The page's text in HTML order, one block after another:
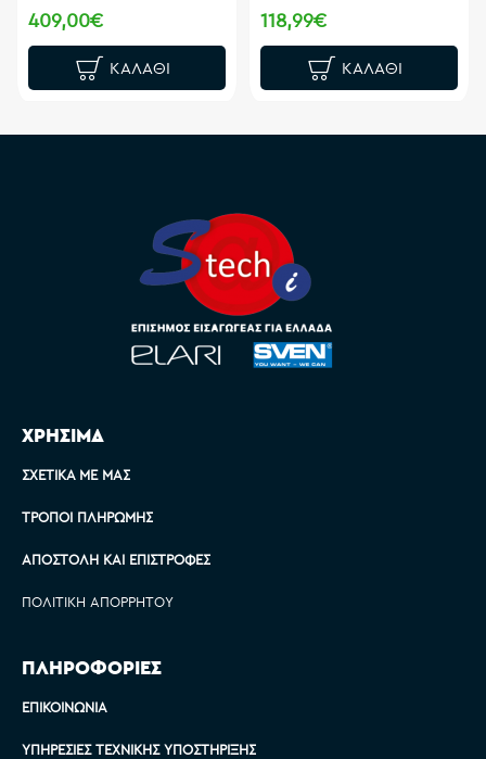
409,00€
ΚΑΛΆΘΙ
118,99€
ΚΑΛΆΘΙ
ΧΡΗΣΙΜΑ
ΣΧΕΤΙΚΆ ΜΕ ΜΑΣ
ΤΡΌΠΟΙ ΠΛΗΡΩΜΉΣ
ΑΠΟΣΤΟΛΉ ΚΑΙ ΕΠΙΣΤΡΟΦΈΣ
ΠΟΛΙΤΙΚΉ ΑΠΟΡΡΉΤΟΥ
ΠΛΗΡΟΦΟΡΙΕΣ
ΕΠΙΚΟΙΝΩΝΊΑ
ΥΠΗΡΕΣΊΕΣ ΤΕΧΝΙΚΉΣ ΥΠΟΣΤΉΡΙΞΗΣ